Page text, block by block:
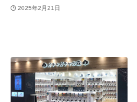
2025年2月21日